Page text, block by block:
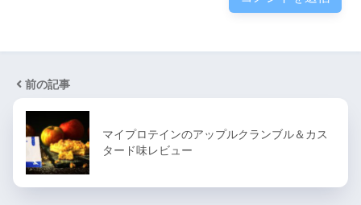
前の記事
マイプロテインのアップルクランブル＆カス
タード味レビュー